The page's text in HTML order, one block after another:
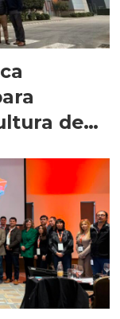
de